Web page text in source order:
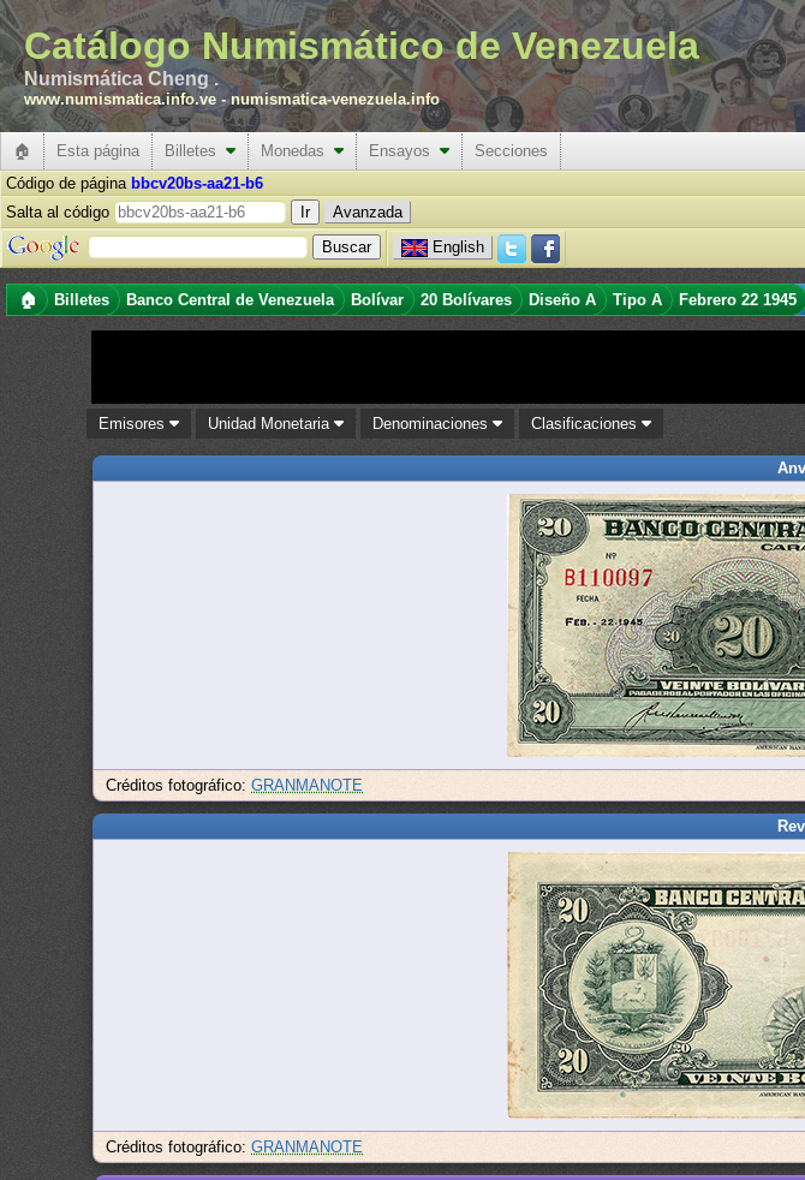
Catálogo Numismático de Venezuela
Numismática Cheng .
www.numismatica.info.ve -numismatica-venezuela.info
🏠 Esta página Billetes Monedas Ensayos
Secciones
Código de página bbcv20bs-aa21-b6
Salta al código
Avanzada
English
🏠 Billetes Banco Central de Venezuela Bolívar 20 Bolívares Diseño A Tipo A Febrero 22 1945
Emisores Unidad Monetaria Denominaciones Clasificaciones
Créditos fotográfico:GRANMANOTE
Créditos fotográfico:GRANMANOTE